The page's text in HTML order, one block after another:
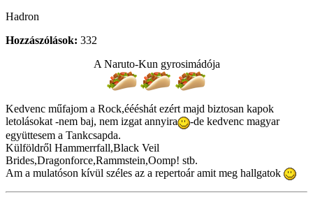
Hadron
Hozzászólások: 332
A Naruto-Kun gyrosimádója
Kedvenc műfajom a Rock,éééshát ezért majd biztosan kapok
letolásokat -nem baj, nem izgat annyira
-de kedvenc magyar
együttesem a Tankcsapda.
Külföldről Hammerrfall,Black Veil
Brides,Dragonforce,Rammstein,Oomp! stb.
Am a mulatóson kívül széles az a repertoár amit meg hallgatok